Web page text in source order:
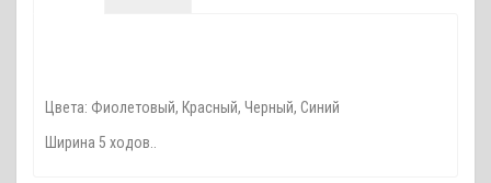
Цвета: Фиолетовый, Красный, Черный, Синий
Ширина 5 ходов..